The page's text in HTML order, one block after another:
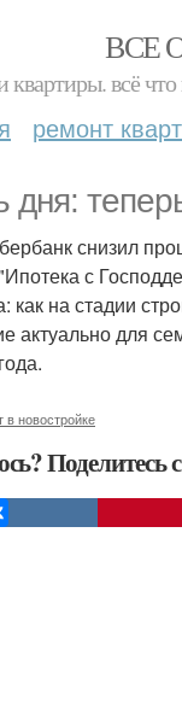
ВСЕ
квартиры. всё
ремонт
дня:
снизил
с
как на стадии
актуально для
в новостройке
Поделитесь